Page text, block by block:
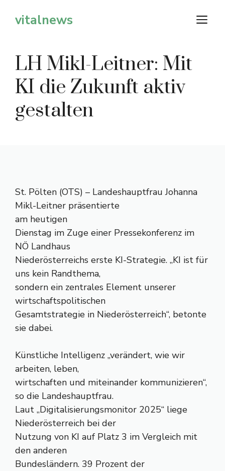
Inhaltvitalnews
LH Mikl-Leitner: Mit
KI die Zukunft aktiv
gestalten
St. Pölten (OTS) – Landeshauptfrau Johanna
Mikl-Leitner präsentierte
am heutigen
Dienstag im Zuge einer Pressekonferenz im
NÖ Landhaus
Niederösterreichs erste KI-Strategie. „KI ist für
uns kein Randthema,
sondern ein zentrales Element unserer
wirtschaftspolitischen
Gesamtstrategie in Niederösterreich“, betonte
sie dabei.
Künstliche Intelligenz „verändert, wie wir
arbeiten, leben,
wirtschaften und miteinander kommunizieren“,
so die Landeshauptfrau.
Laut „Digitalisierungsmonitor 2025“ liege
Niederösterreich bei der
Nutzung von KI auf Platz 3 im Vergleich mit
den anderen
Bundesländern. 39 Prozent der